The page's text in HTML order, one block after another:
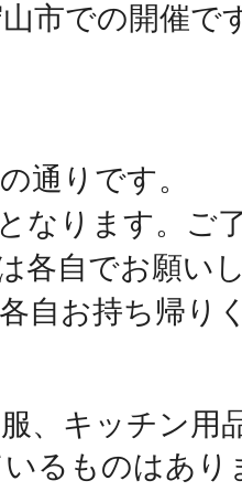
市での開催で
通りです。
なります。ご
各自でお願い
自お持ち帰り
、キッチン用
るものはあり
日置
高知市
シモキ
多度津